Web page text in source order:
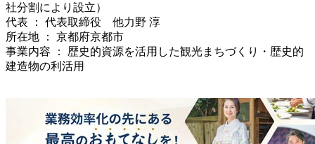
社分割により設立）
代表 ： 代表取締役 他力野 淳
所在地 ： 京都府京都市
事業内容 ： 歴史的資源を活用した観光まちづくり・歴史的
建造物の利活用